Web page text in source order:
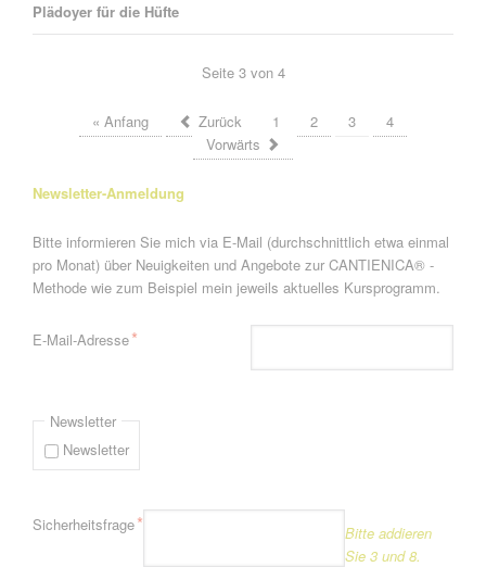
Plädoyer für die Hüfte
Seite 3 von 4
« Anfang Zurück 1 2 3
4
Vorwärts
Newsletter-Anmeldung
Bitte informieren Sie mich via E-Mail (durchschnittlich etwa einmal
pro Monat) über Neuigkeiten und Angebote zur CANTIENICA® -
Methode wie zum Beispiel mein jeweils aktuelles Kursprogramm.
Pflichtfeld
E-Mail-Adresse*
Newsletter
Newsletter
Pflichtfeld
Sicherheitsfrage*
Bitte addieren
Sie 3 und 8.